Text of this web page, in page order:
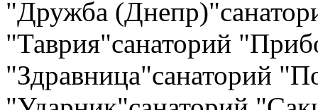
"Дружба
"Таврия"санаторий
"Здравница"санаторий